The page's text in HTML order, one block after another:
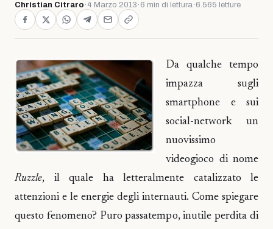
Christian Citraro · 4 Marzo 2013 · 6 min di lettura· 6.565 letture
Da qualche tempo
impazza sugli
smartphone e sui
social-network un
nuovissimo
videogioco di nome
Ruzzle, il quale ha letteralmente catalizzato le
attenzioni e le energie degli internauti. Come spiegare
questo fenomeno? Puro passatempo, inutile perdita di